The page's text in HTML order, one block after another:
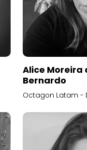
Alice
Bernardo
Octagon Latam -